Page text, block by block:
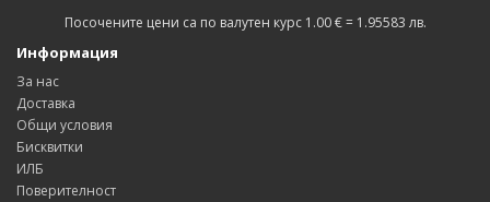
Посочените цени са по валутен курс 1.00 € = 1.95583 лв.
Информация
За нас
Доставка
Общи условия
Бисквитки
ИЛБ
Поверителност